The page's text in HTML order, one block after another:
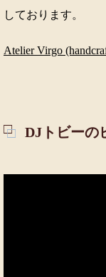
しております。
Atelier Virgo
DJトビーの